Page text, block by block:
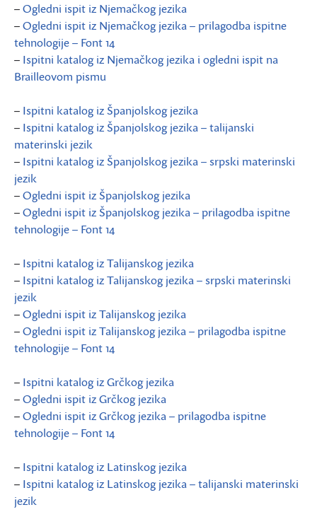
–Ogledni ispit iz Njemačkog jezika
–Ogledni ispit iz Njemačkog jezika – prilagodba ispitne
tehnologije – Font 14
– Ispitni katalog iz Njemačkog jezika i ogledni ispit na
Brailleovom pismu
– Ispitni katalog iz Španjolskog jezika
– Ispitni katalog iz Španjolskog jezika – talijanski
materinski jezik
– Ispitni katalog iz Španjolskog jezika – srpski materinski
jezik
–Ogledni ispit iz Španjolskog jezika
–Ogledni ispit iz Španjolskog jezika – prilagodba ispitne
tehnologije – Font 14
– Ispitni katalog iz Talijanskog jezika
– Ispitni katalog iz Talijanskog jezika – srpski materinski
jezik
–Ogledni ispit iz Talijanskog jezika
–Ogledni ispit iz Talijanskog jezika – prilagodba ispitne
tehnologije – Font 14
– Ispitni katalog iz Grčkog jezika
–Ogledni ispit iz Grčkog jezika
–Ogledni ispit iz Grčkog jezika – prilagodba ispitne
tehnologije – Font 14
– Ispitni katalog iz Latinskog jezika
– Ispitni katalog iz Latinskog jezika – talijanski materinski
jezik